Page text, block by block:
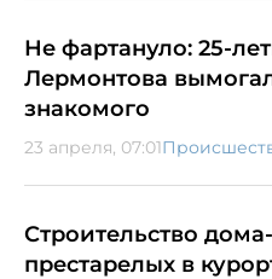
Не фартануло: 25-
Лермонтова
знакомого
23 апреля, 07:01
Строительство
престарелых в